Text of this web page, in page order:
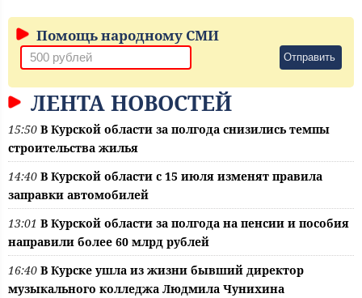
Помощь народному СМИ
Отправить
ЛЕНТА НОВОСТЕЙ
15:50 В Курской области за полгода снизились темпы
строительства жилья
14:40 В Курской области с 15 июля изменят правила
заправки автомобилей
13:01 В Курской области за полгода на пенсии и пособия
направили более 60 млрд рублей
16:40 В Курске ушла из жизни бывший директор
музыкального колледжа Людмила Чунихина